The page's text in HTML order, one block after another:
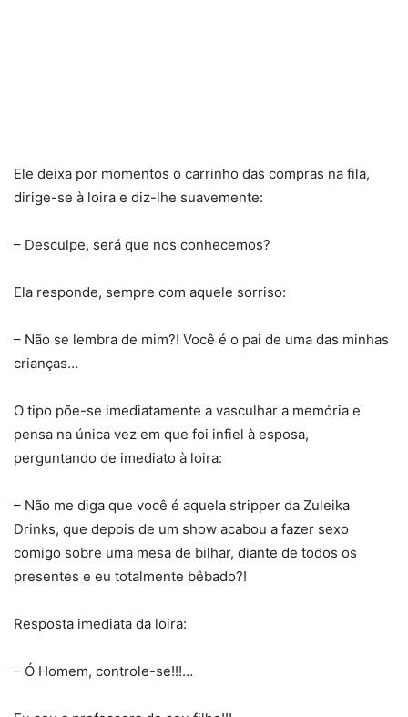
Ele deixa por momentos o carrinho das compras na fila,
dirige-se à loira e diz-lhe suavemente:
– Desculpe, será que nos conhecemos?
Ela responde, sempre com aquele sorriso:
– Não se lembra de mim?! Você é o pai de uma das minhas
crianças…
O tipo põe-se imediatamente a vasculhar a memória e
pensa na única vez em que foi infiel à esposa,
perguntando de imediato à loira:
– Não me diga que você é aquela stripper da Zuleika
Drinks, que depois de um show acabou a fazer sexo
comigo sobre uma mesa de bilhar, diante de todos os
presentes e eu totalmente bêbado?!
Resposta imediata da loira:
– Ó Homem, controle-se!!!…